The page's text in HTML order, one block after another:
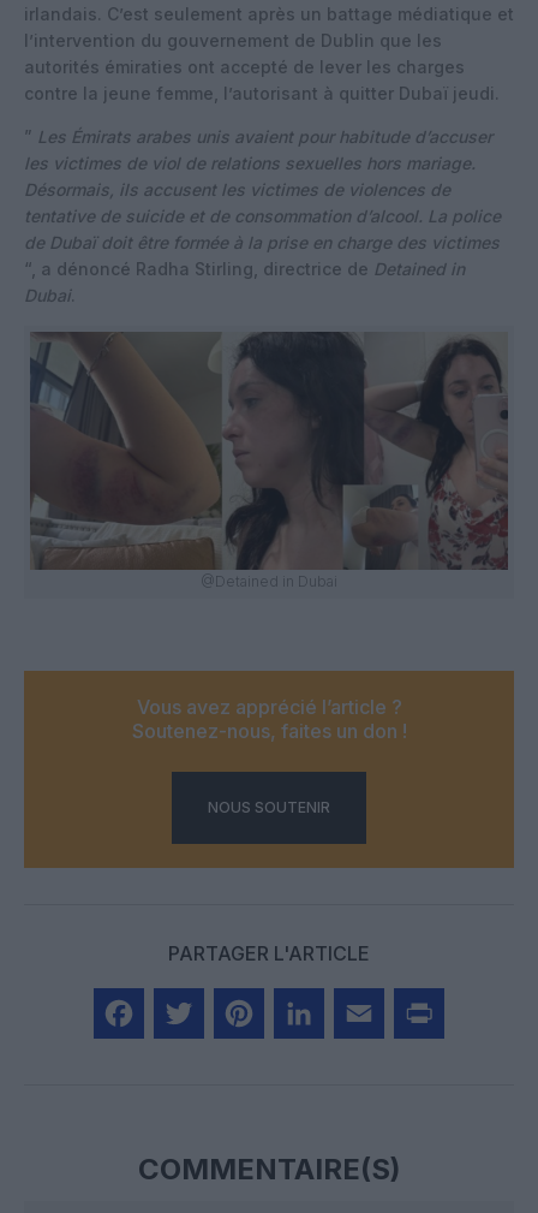
irlandais. C’est seulement après un battage médiatique et
l’intervention du gouvernement de Dublin que les
autorités émiraties ont accepté de lever les charges
contre la jeune femme, l’autorisant à quitter Dubaï jeudi.
” Les Émirats arabes unis avaient pour habitude d’accuser
les victimes de viol de relations sexuelles hors mariage.
Désormais, ils accusent les victimes de violences de
tentative de suicide et de consommation d’alcool. La police
de Dubaï doit être formée à la prise en charge des victimes
“, a dénoncé Radha Stirling, directrice de Detained in
Dubai.
@Detained in Dubai
Vous avez apprécié l’article ?
Soutenez-nous, faites un don !
NOUS SOUTENIR
PARTAGER L'ARTICLE
COMMENTAIRE(S)